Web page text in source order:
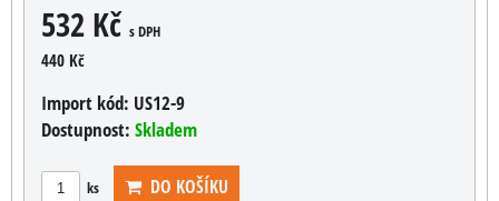
532 Kč s DPH
440 Kč
Import kód: US12-9
Dostupnost: Skladem
ks DO KOŠÍKU